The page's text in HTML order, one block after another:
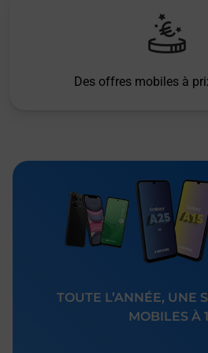
Des offres mobiles à
TOUTE L’ANNÉE, UNE
MOBILES À